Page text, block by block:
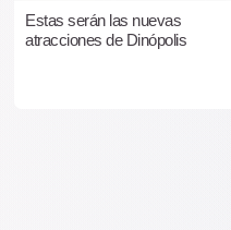
Estas serán las nuevas
atracciones de Dinópolis